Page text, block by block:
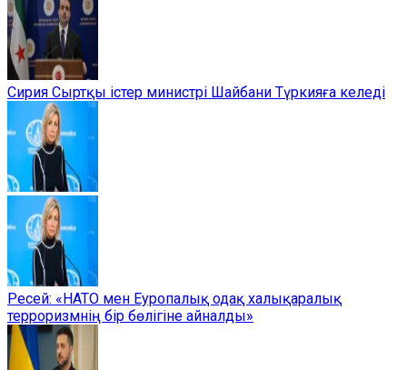
Сирия Сыртқы істер министрі Шайбани Түркияға келеді
Ресей: «НАТО мен Еуропалық одақ халықаралық
терроризмнің бір бөлігіне айналды»